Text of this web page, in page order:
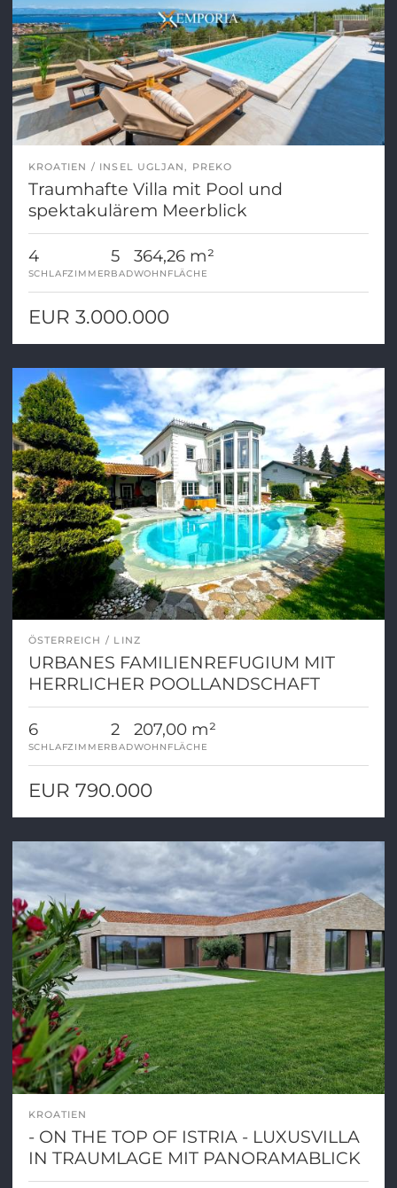
KROATIEN INSEL UGLJAN, PREKO
Traumhafte Villa mit Pool und
spektakulärem Meerblick
4
SCHLAFZIMMER
5
BAD
364,26 m²
WOHNFLÄCHE
EUR 3.000.000
ÖSTERREICH LINZ
URBANES FAMILIENREFUGIUM MIT
HERRLICHER POOLLANDSCHAFT
6
SCHLAFZIMMER
2
BAD
207,00 m²
WOHNFLÄCHE
EUR 790.000
KROATIEN
- ON THE TOP OF ISTRIA - LUXUSVILLA
IN TRAUMLAGE MIT PANORAMABLICK